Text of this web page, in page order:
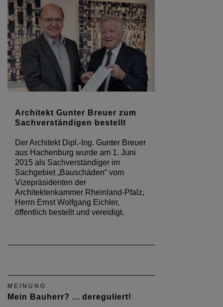
Architekt Gunter Breuer zum
Sachverständigen bestellt
Der Architekt Dipl.-Ing. Gunter Breuer
aus Hachenburg wurde am 1. Juni
2015 als Sachverständiger im
Sachgebiet „Bauschäden“ vom
Vizepräsidenten der
Architektenkammer Rheinland-Pfalz,
Herrn Ernst Wolfgang Eichler,
öffentlich bestellt und vereidigt.
MEINUNG
Mein Bauherr? ... dereguliert!